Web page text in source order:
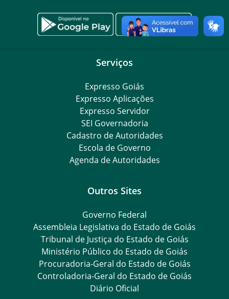
Serviços
Expresso Goiás
Expresso Aplicações
Expresso Servidor
SEI Governadoria
Cadastro de Autoridades
Escola de Governo
Agenda de Autoridades
Outros Sites
Governo Federal
Assembleia Legislativa do Estado de Goiás
Tribunal de Justiça do Estado de Goiás
Ministério Público do Estado de Goiás
Procuradoria-Geral do Estado de Goiás
Controladoria-Geral do Estado de Goiás
Diário Oficial